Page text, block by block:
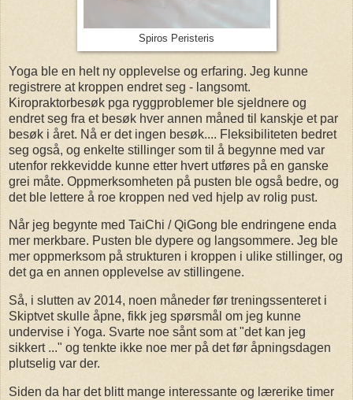
Spiros Peristeris
Yoga ble en helt ny opplevelse og erfaring. Jeg kunne
registrere at kroppen endret seg - langsomt.
Kiropraktorbesøk pga ryggproblemer ble sjeldnere og
endret seg fra et besøk hver annen måned til kanskje et par
besøk i året. Nå er det ingen besøk.... Fleksibiliteten bedret
seg også, og enkelte stillinger som til å begynne med var
utenfor rekkevidde kunne etter hvert utføres på en ganske
grei måte. Oppmerksomheten på pusten ble også bedre, og
det ble lettere å roe kroppen ned ved hjelp av rolig pust.
Når jeg begynte med TaiChi / QiGong ble endringene enda
mer merkbare. Pusten ble dypere og langsommere. Jeg ble
mer oppmerksom på strukturen i kroppen i ulike stillinger, og
det ga en annen opplevelse av stillingene.
Så, i slutten av 2014, noen måneder før treningssenteret i
Skiptvet skulle åpne, fikk jeg spørsmål om jeg kunne
undervise i Yoga. Svarte noe sånt som at "det kan jeg
sikkert ..." og tenkte ikke noe mer på det før åpningsdagen
plutselig var der.
Siden da har det blitt mange interessante og lærerike timer